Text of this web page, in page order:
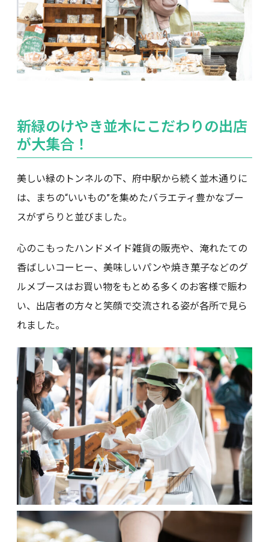
新緑のけやき並木にこだわりの出店
が大集合！
美しい緑のトンネルの下、府中駅から続く並木通りに
は、まちの“いいもの”を集めたバラエティ豊かなブー
スがずらりと並びました。
心のこもったハンドメイド雑貨の販売や、淹れたての
香ばしいコーヒー、美味しいパンや焼き菓子などのグ
ルメブースはお買い物をもとめる多くのお客様で賑わ
い、出店者の方々と笑顔で交流される姿が各所で見ら
れました。